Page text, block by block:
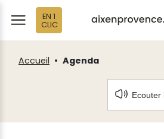
EN 1
CLIC
Accueil Agenda
Ecouter
Fenêtre
de
chat
Panneau de gestion des cookies